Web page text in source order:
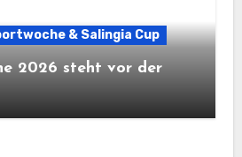
& Salingia Cup
2026 steht vor der